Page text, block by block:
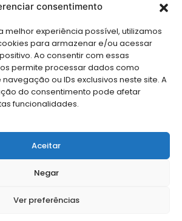
consentimento
melhor experiência possível, utilizamos
para armazenar e/ou acessar
Ao consentir com essas
permite processar dados como
ou IDs exclusivos neste site. A
do consentimento pode afetar
funcionalidades.
Aceitar
Negar
Ver preferências
CAMPANHAS
SERVIÇOS
FILIADAS
FALE CONOSCO
da AMB para o seu evento